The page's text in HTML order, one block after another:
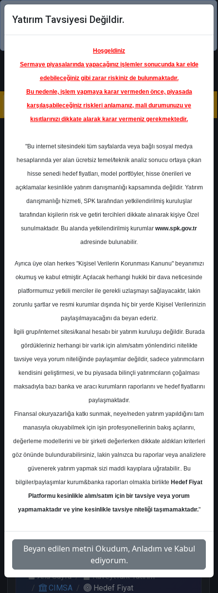
Şimdi uygulamayı indirin!
CIMSA- ÇİMSA ÇİMENTO
SANAYİ VE TİCARET A.Ş.
Hedef Fiyat 74.40 ₺
Getiri
%0.00
0 1
En Yüksek Tahmin
Ortalama Fiyat Tahmini 72,01 ₺
Ortalama Getiri Potansiyeli %60.66
Kurum Sayısı
15
11
Get.
1
Get.
3
Ana Sayfa
KuveytTürk Yatırım
CIMSA
Hedef Fiyat
Yatırım Tavsiyesi Değildir.
Hoşgeldiniz
Sermaye piyasalarında yapacağınız işlemler sonucunda kar elde
edebileceğiniz gibi zarar riskiniz de bulunmaktadır.
Bu nedenle, işlem yapmaya karar vermeden önce, piyasada
karşılaşabileceğiniz riskleri anlamanız, mali durumunuzu ve
kısıtlarınızı dikkate alarak karar vermeniz gerekmektedir.
"Bu internet sitesindeki tüm sayfalarda veya bağlı sosyal medya
hesaplarında yer alan ücretsiz temel/teknik analiz sonucu ortaya çıkan
hisse senedi hedef fiyatları, model portföyler, hisse önerileri ve
açıklamalar kesinlikle yatırım danışmanlığı kapsamında değildir. Yatırım
danışmanlığı hizmeti, SPK tarafından yetkilendirilmiş kuruluşlar
tarafından kişilerin risk ve getiri tercihleri dikkate alınarak kişiye Özel
sunulmaktadır. Bu alanda yetkilendirilmiş kurumlar www.spk.gov.tr
adresinde bulunabilir.
Ayrıca üye olan herkes "Kişisel Verilerin Korunması Kanunu" beyanımızı
okumuş ve kabul etmiştir. Açılacak herhangi hukiki bir dava neticesinde
platformumuz yetkili merciler ile gerekli uzlaşmayı sağlayacaktır, lakin
zorunlu şartlar ve resmi kurumlar dışında hiç bir yerde Kişisel Verilerinizin
paylaşılmayacağını da beyan ederiz.
İlgili grup/internet sitesi/kanal hesabı bir yatırım kuruluşu değildir. Burada
gördükleriniz herhangi bir varlık için alım/satım yönlendirici nitelikte
tavsiye veya yorum niteliğinde paylaşımlar değildir, sadece yatırımcıların
kendisini geliştirmesi, ve bu piyasada bilinçli yatırımcıların çoğalması
maksadıyla bazı banka ve aracı kurumların raporlarını ve hedef fiyatlarını
paylaşmaktadır.
Finansal okuryazarlığa katkı sunmak, neye/neden yatırım yapıldığını tam
manasıyla okuyabilmek için işin profesyonellerinin bakış açılarını,
değerleme modellerini ve bir şirketi değerlerken dikkate aldıkları kriterleri
göz önünde bulundurabilirsiniz, lakin yalnızca bu raporlar veya analizlere
güvenerek yatırım yapmak sizi maddi kayıplara uğratabilir.. Bu
bilgiler/paylaşımlar kurum&banka raporları olmakla birlikte Hedef Fiyat
Platformu kesinlikle alım/satım için bir tavsiye veya yorum
yapmamaktadır ve yine kesinlikle tavsiye niteliği taşımamaktadır."
Beyan edilen metni Okudum, Anladım ve Kabul
ediyorum.